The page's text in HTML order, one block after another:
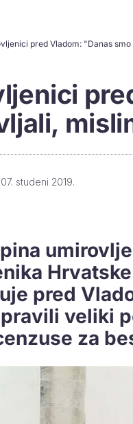
07. studeni 2019.
pred
veliki
za